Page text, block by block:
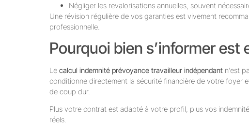
Négliger les revalorisations annuelles, souvent
Une révision régulière de vos garanties est vivement
professionnelle.
Pourquoi bien s’informer est
Le calcul indemnité prévoyance travailleur indépendant n’est
conditionne directement la sécurité financière de votre foyer
de coup dur.
Plus votre contrat est adapté à votre profil, plus vos
réels.